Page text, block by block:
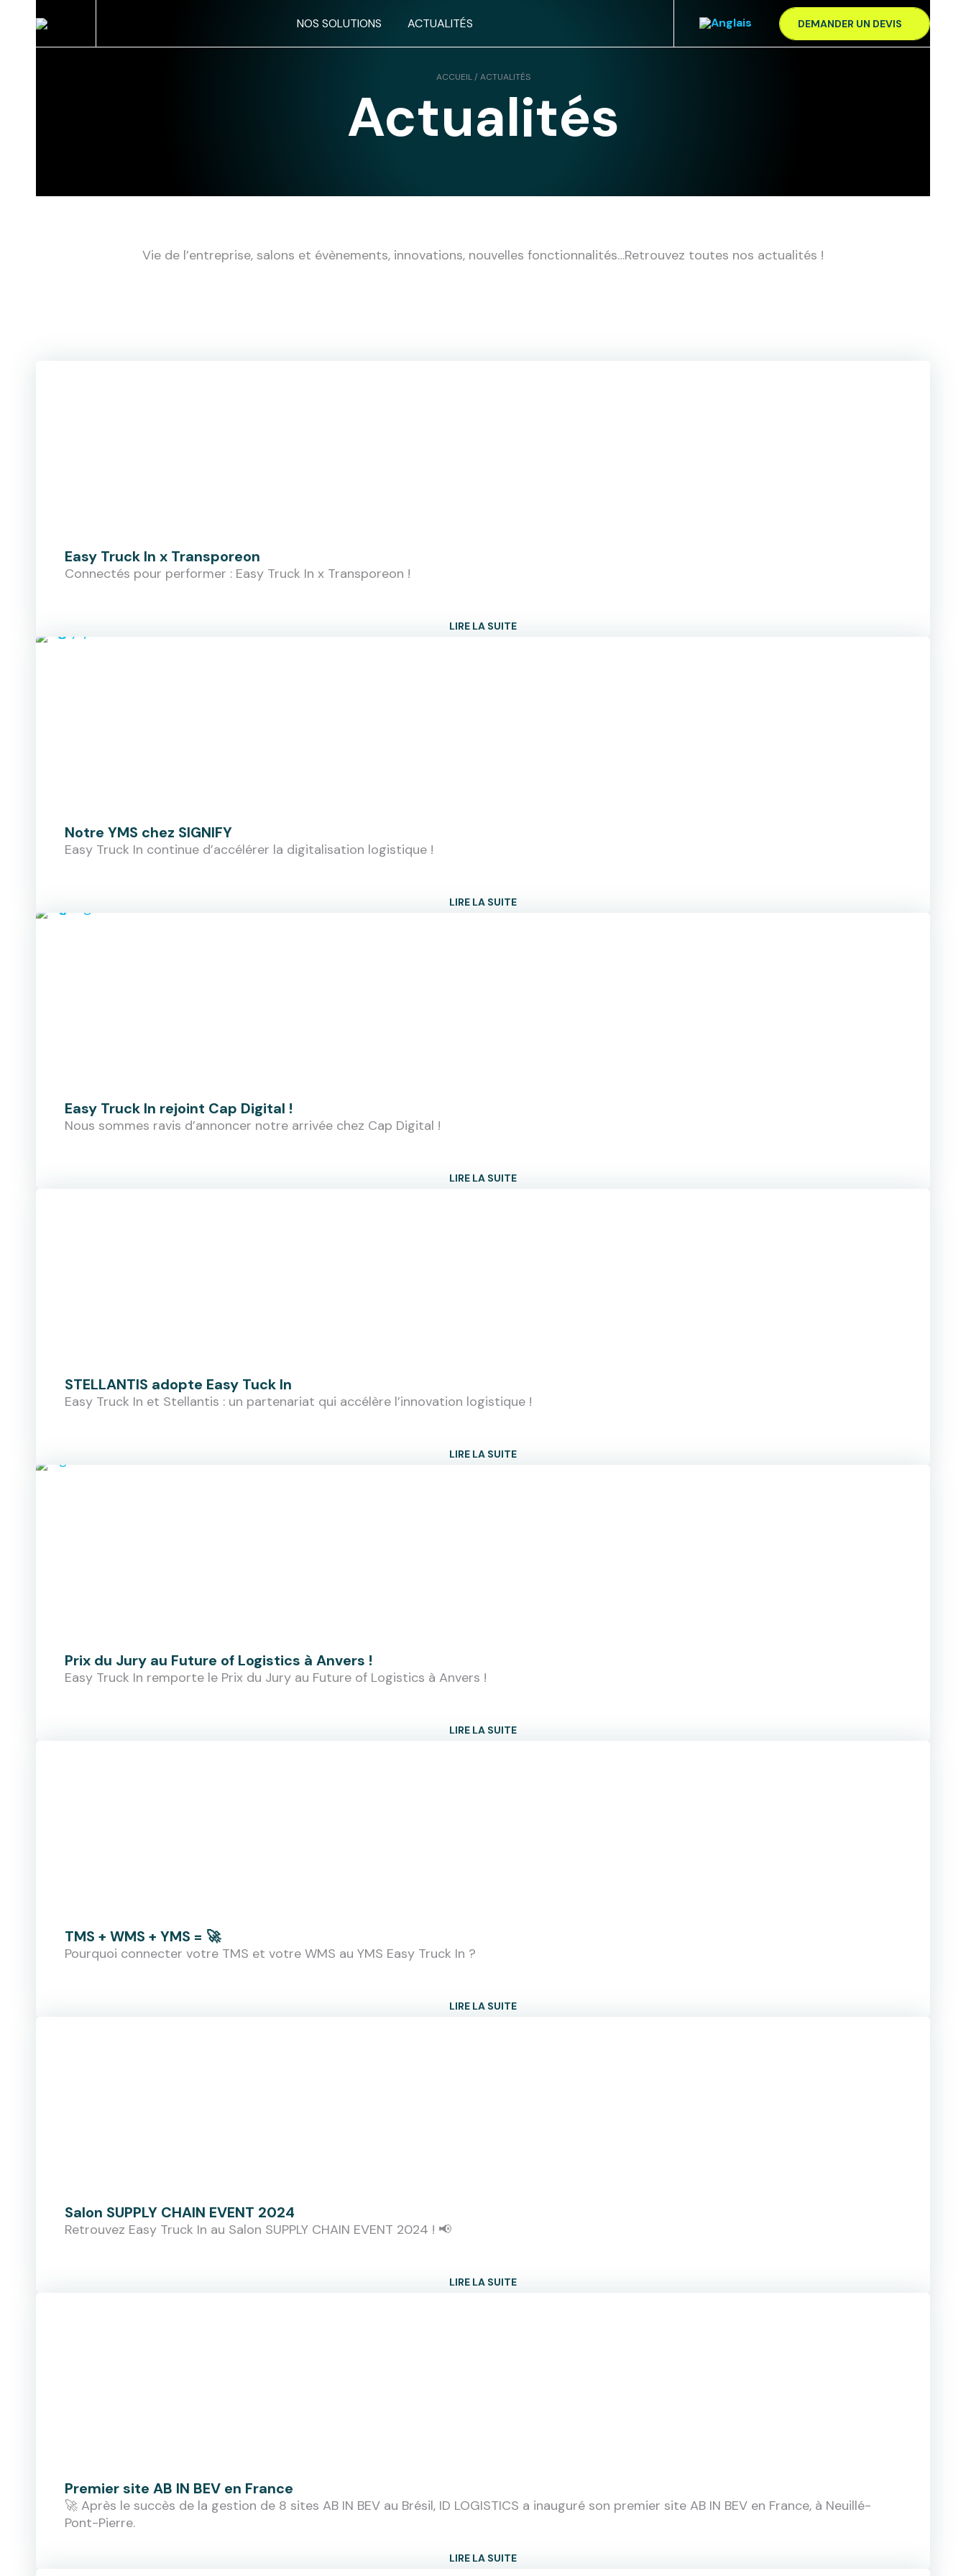
NOS SOLUTIONS ACTUALITÉS DEMANDER UN DEVIS
ACCUEIL/ACTUALITÉS
Actualités
Vie de l’entreprise, salons et évènements, innovations, nouvelles fonctionnalités…Retrouvez toutes nos actualités !
Easy Truck In x Transporeon
Connectés pour performer : Easy Truck In x Transporeon !
LIRE LA SUITE
Notre YMS chez SIGNIFY
Easy Truck In continue d’accélérer la digitalisation logistique !
LIRE LA SUITE
Easy Truck In rejoint Cap Digital !
Nous sommes ravis d’annoncer notre arrivée chez Cap Digital !
LIRE LA SUITE
STELLANTIS adopte Easy Tuck In
Easy Truck In et Stellantis : un partenariat qui accélère l’innovation logistique !
LIRE LA SUITE
Prix du Jury au Future of Logistics à Anvers !
Easy Truck In remporte le Prix du Jury au Future of Logistics à Anvers !
LIRE LA SUITE
TMS + WMS + YMS = 🚀
Pourquoi connecter votre TMS et votre WMS au YMS Easy Truck In ?
LIRE LA SUITE
Salon SUPPLY CHAIN EVENT 2024
Retrouvez Easy Truck In au Salon SUPPLY CHAIN EVENT 2024 ! 📢
LIRE LA SUITE
Premier site AB IN BEV en France
🚀 Après le succès de la gestion de 8 sites AB IN BEV au Brésil, ID LOGISTICS a inauguré son premier site AB IN BEV en France, à Neuillé-
Pont-Pierre.
LIRE LA SUITE